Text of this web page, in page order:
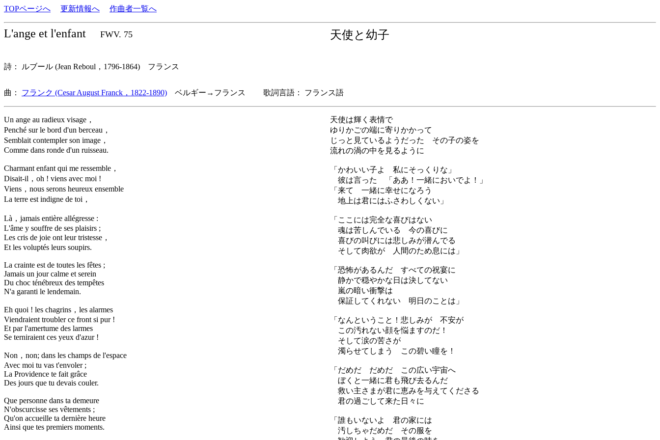
TOPページへ 更新情報へ 作曲者一覧へ
L'ange et l'enfant FWV. 75 天使と幼子
詩： ルブール (Jean Reboul，1796-1864) フランス
曲： フランク (Cesar August Franck，1822-1890) ベルギー→フランス 歌詞言語： フランス語
Un ange au radieux visage，
Penché sur le bord d'un berceau，
Semblait contempler son image，
Comme dans ronde d'un ruisseau.
Charmant enfant qui me ressemble，
Disait-il，oh ! viens avec moi !
Viens，nous serons heureux ensemble
La terre est indigne de toi，
Là，jamais entière allégresse :
L'âme y souffre de ses plaisirs ;
Les cris de joie ont leur tristesse，
Et les voluptés leurs soupirs.
La crainte est de toutes les fêtes ;
Jamais un jour calme et serein
Du choc ténébreux des tempêtes
N'a garanti le lendemain.
Eh quoi ! les chagrins，les alarmes
Viendraient troubler ce front si pur !
Et par l'amertume des larmes
Se terniraient ces yeux d'azur !
Non，non; dans les champs de l'espace
Avec moi tu vas t'envoler ;
La Providence te fait grâce
Des jours que tu devais couler.
Que personne dans ta demeure
N'obscurcisse ses vêtements ;
Qu'on accueille ta dernière heure
Ainsi que tes premiers moments.
天使は輝く表情で
ゆりかごの端に寄りかかって
じっと見ているようだった その子の姿を
流れの渦の中を見るように
「かわいい子よ 私にそっくりな」
彼は言った 「ああ！一緒においでよ！」
「来て 一緒に幸せになろう
地上は君にはふさわしくない」
「ここには完全な喜びはない
魂は苦しんでいる 今の喜びに
喜びの叫びには悲しみが潜んでる
そして肉欲が 人間のため息には」
「恐怖があるんだ すべての祝宴に
静かで穏やかな日は決してない
嵐の暗い衝撃は
保証してくれない 明日のことは」
「なんということ！悲しみが 不安が
この汚れない顔を悩ますのだ！
そして涙の苦さが
濁らせてしまう この碧い瞳を！
「だめだ だめだ この広い宇宙へ
ぼくと一緒に君も飛び去るんだ
救い主さまが君に恵みを与えてくださる
君の過ごして来た日々に
「誰もいないよ 君の家には
汚しちゃだめだ その服を